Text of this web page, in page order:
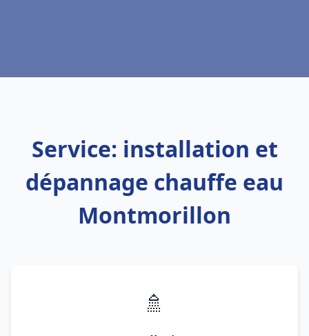
Service: installation et
dépannage chauffe eau
Montmorillon
🚿